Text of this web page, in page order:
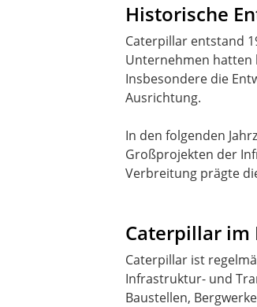
Historische
Caterpillar entstand
Unternehmen hatten
Insbesondere die
Ausrichtung.
In den folgenden
Großprojekten der
Verbreitung prägte
Caterpillar im
Caterpillar ist
Infrastruktur- und
Baustellen,